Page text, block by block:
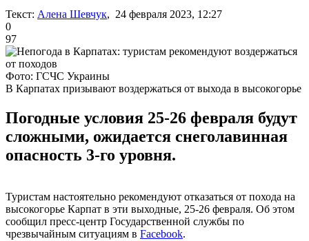
Текст: Алена Шевчук, 24 февраля 2023, 12:27
0
97
Фото: ГСЧС Украины
В Карпатах призывают воздержаться от выхода в высокогорье
Погодные условия 25-26 февраля будут
сложными, ожидается снеголавинная
опасность 3-го уровня.
Туристам настоятельно рекомендуют отказаться от похода на
высокогорье Карпат в эти выходные, 25-26 февраля. Об этом
сообщил пресс-центр Государственной службы по
чрезвычайным ситуациям в Facebook.